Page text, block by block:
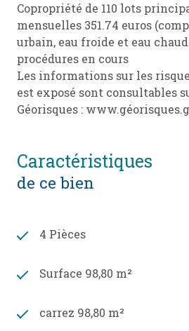
Copropriété de 110 lots
mensuelles 351.74 euros
urbain, eau froide et eau
procédures en cours
Les informations sur les
est exposé sont consultables
Géorisques :
caractéristiques
de ce bien
4 Pièces
Surface 98,80 m²
carrez 98,80 m²